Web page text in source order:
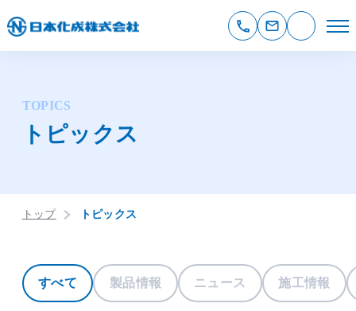
TOPICS
トピックス
トップ トピックス
すべて 製品情報 ニュース 施工情報